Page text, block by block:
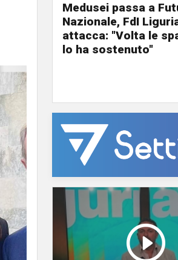
Medusei passa a
Nazionale, FdI
attacca: "Volta le
lo ha sostenuto"